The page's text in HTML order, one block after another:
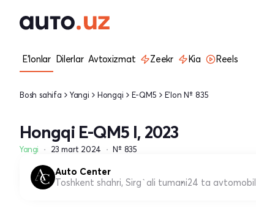
E'lonlar Dilerlar Avtoxizmat Zeekr Kia Reels
Bosh sahifa Yangi Hongqi E-QM5 E'lon № 835
Hongqi E-QM5 I, 2023
Yangi 23 mart 2024 № 835
Auto Center
Toshkent shahri, Sirg`ali tumani24 ta avtomobil